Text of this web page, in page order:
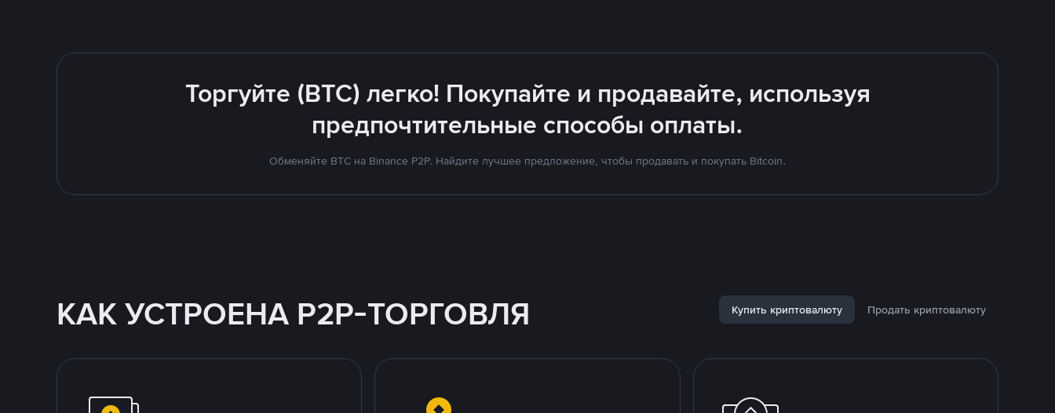
Торгуйте (BTC) легко! Покупайте и продавайте, используя
предпочтительные способы оплаты.
Обменяйте BTC на Binance P2P. Найдите лучшее предложение, чтобы продавать и покупать Bitcoin.
КАК УСТРОЕНА P2P-ТОРГОВЛЯ Купить криптовалюту Продать криптовалюту